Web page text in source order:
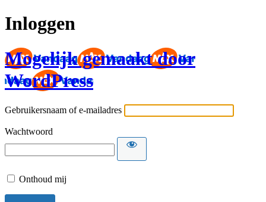
Inloggen
Mogelijk gemaakt door
WordPress
Gebruikersnaam of e-mailadres
Wachtwoord
Onthoud mij